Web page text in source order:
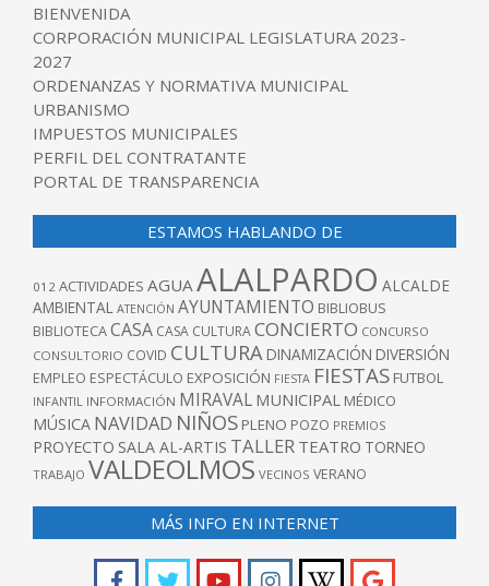
BIENVENIDA
CORPORACIÓN MUNICIPAL LEGISLATURA 2023-
2027
ORDENANZAS Y NORMATIVA MUNICIPAL
URBANISMO
IMPUESTOS MUNICIPALES
PERFIL DEL CONTRATANTE
PORTAL DE TRANSPARENCIA
ESTAMOS HABLANDO DE
012 ACTIVIDADES AGUA ALALPARDO ALCALDE
AMBIENTAL ATENCIÓN AYUNTAMIENTO BIBLIOBUS
BIBLIOTECACASA CASA CULTURACONCIERTO CONCURSO
CONSULTORIO COVID CULTURA DINAMIZACIÓN DIVERSIÓN
EMPLEO ESPECTÁCULO EXPOSICIÓN FIESTA FIESTAS FUTBOL
INFANTIL INFORMACIÓN MIRAVAL MUNICIPAL MÉDICO
MÚSICA NAVIDAD NIÑOS PLENO POZO PREMIOS
PROYECTO SALA AL-ARTIS TALLER TEATRO TORNEO
TRABAJO VALDEOLMOS VECINOS VERANO
MÁS INFO EN INTERNET